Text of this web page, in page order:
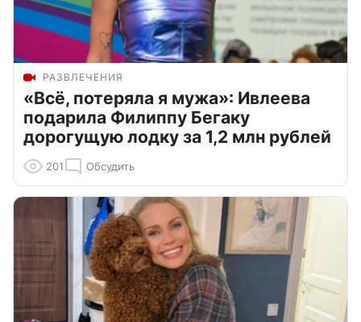
РАЗВЛЕЧЕНИЯ
«Всё, потеряла я мужа»: Ивлеева
подарила Филиппу Бегаку
дорогущую лодку за 1,2 млн рублей
201 Обсудить